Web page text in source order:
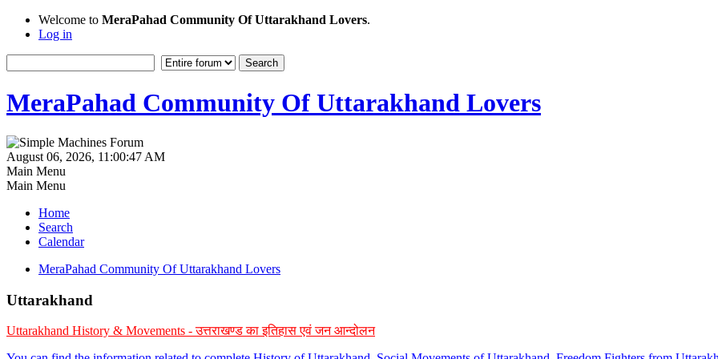
Welcome to MeraPahad Community Of Uttarakhand Lovers.
Log in
MeraPahad Community Of Uttarakhand Lovers
August 06, 2026, 11:00:47 AM
Main Menu
Main Menu
Home
Search
Calendar
MeraPahad Community Of Uttarakhand Lovers
Uttarakhand
Uttarakhand History & Movements - उत्तराखण्ड का इतिहास एवं जन आन्दोलन